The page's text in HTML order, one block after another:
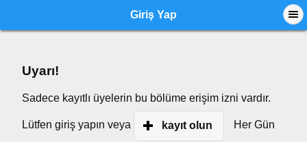
Giriş Yap
Uyarı!
Sadece kayıtlı üyelerin bu bölüme erişim izni vardır.
Lütfen giriş yapın veya kayıt olun Her Gün